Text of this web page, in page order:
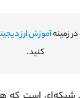
زمینهآموزش ارز
کنید.